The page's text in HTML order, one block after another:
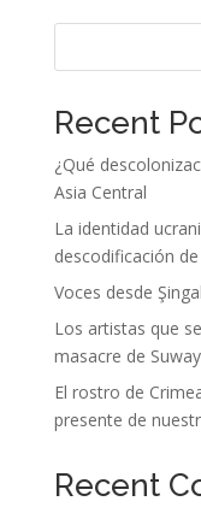
Recent
¿Qué
Asia Central
La identidad
descodificación
Voces desde
Los artistas que
masacre de
El rostro de
presente de
Recent